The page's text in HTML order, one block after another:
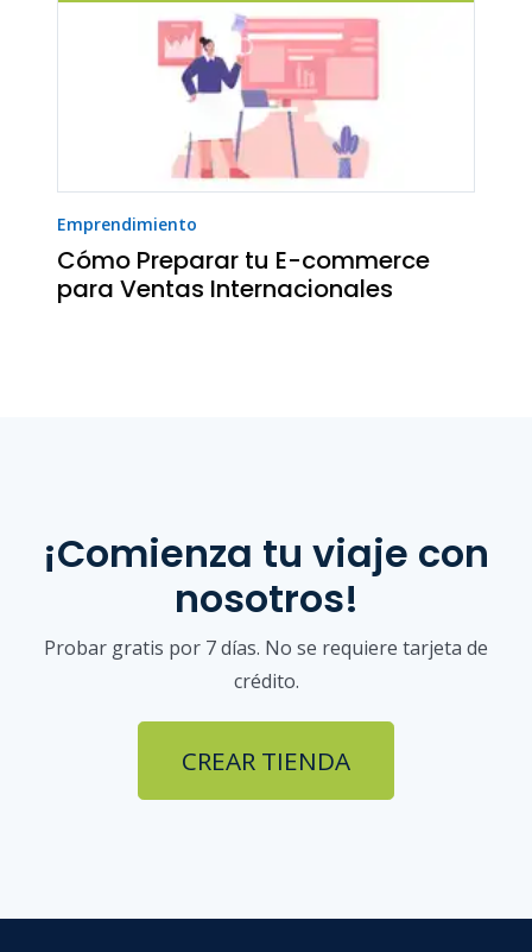
Emprendimiento
Cómo Preparar tu E-commerce
para Ventas Internacionales
¡Comienza tu viaje con
nosotros!
Probar gratis por 7 días. No se requiere tarjeta de
crédito.
CREAR TIENDA